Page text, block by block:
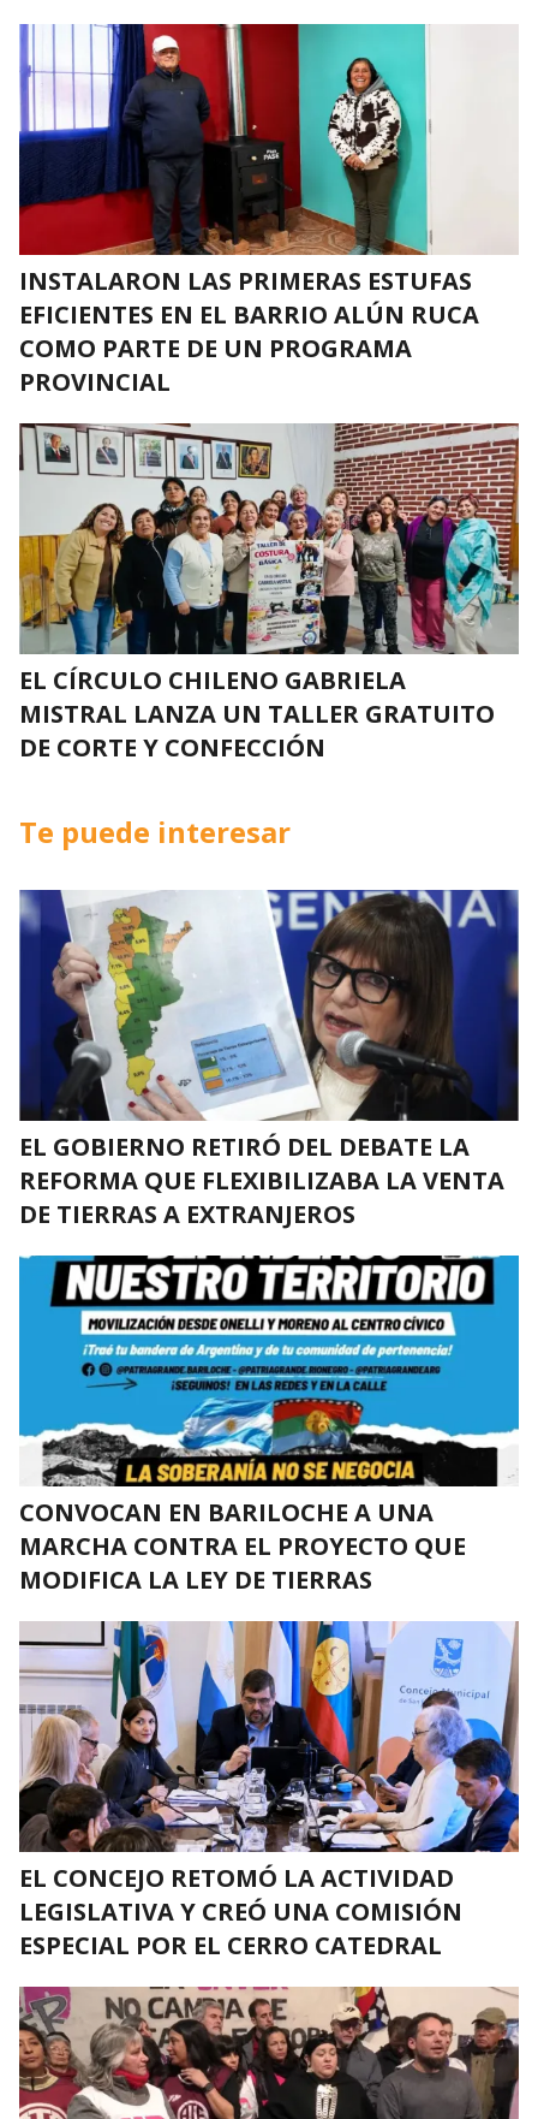
INSTALARON LAS PRIMERAS ESTUFAS
EFICIENTES EN EL BARRIO ALÚN RUCA
COMO PARTE DE UN PROGRAMA
PROVINCIAL
EL CÍRCULO CHILENO GABRIELA
MISTRAL LANZA UN TALLER GRATUITO
DE CORTE Y CONFECCIÓN
Te puede interesar
EL GOBIERNO RETIRÓ DEL DEBATE LA
REFORMA QUE FLEXIBILIZABA LA VENTA
DE TIERRAS A EXTRANJEROS
CONVOCAN EN BARILOCHE A UNA
MARCHA CONTRA EL PROYECTO QUE
MODIFICA LA LEY DE TIERRAS
EL CONCEJO RETOMÓ LA ACTIVIDAD
LEGISLATIVA Y CREÓ UNA COMISIÓN
ESPECIAL POR EL CERRO CATEDRAL